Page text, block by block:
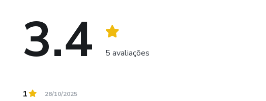
3.4 5 avaliações
1 28/10/2025